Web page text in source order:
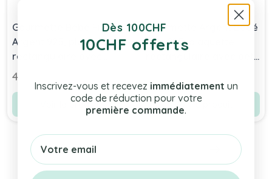
Gourmette Bébé Fille
Argent 925, plaquette
rectangulaire avec
coeur, à graver
43,00 chf
Voir le produit
Gourmette Argent Bébé
Fille 925, plaquette
rectangulaire avec petit
Voir le produit
Dès 100CHF
10CHF offerts
Inscrivez-vous et recevez immédiatement un
code de réduction pour votre
première commande.
Email